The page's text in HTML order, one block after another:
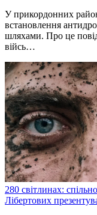
У прикордонних
встановлення
шляхами. Про це
війсь…
280 світлинах:
Лібертових